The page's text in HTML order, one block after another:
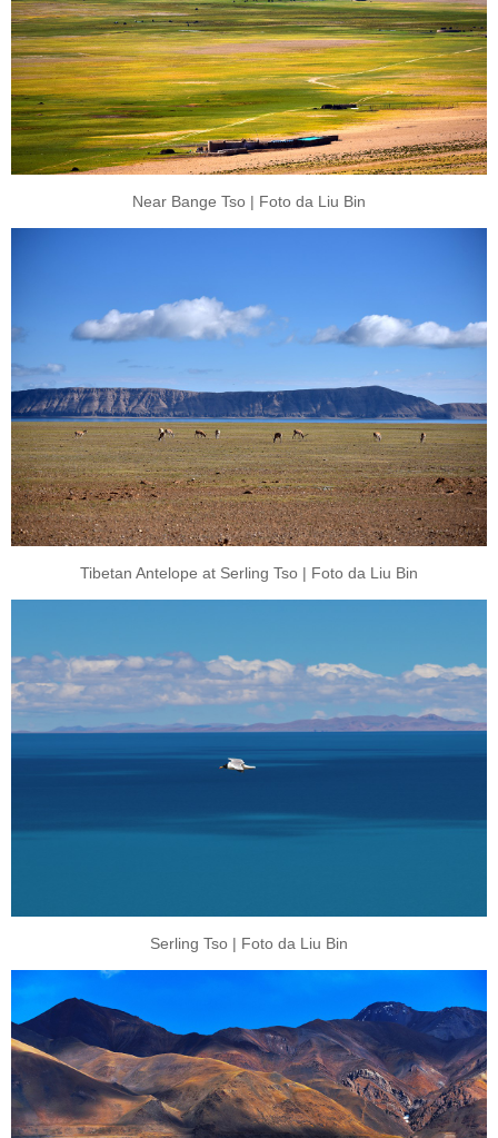
Near Bange Tso | Foto da Liu Bin
Tibetan Antelope at Serling Tso | Foto da Liu Bin
Serling Tso | Foto da Liu Bin